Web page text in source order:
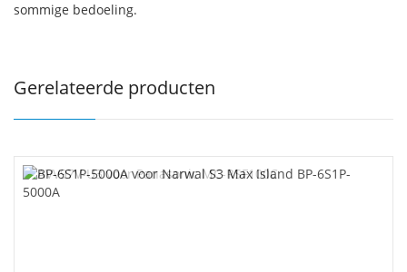
sommige bedoeling.
Gerelateerde producten